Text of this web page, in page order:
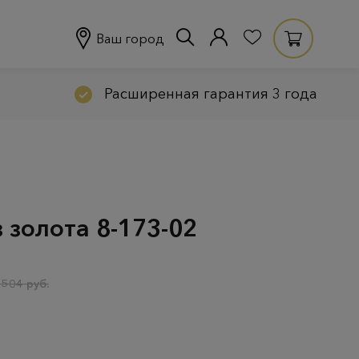
Ваш город
Расширенная гарантия 3 года
золота 8-173-02
руб.